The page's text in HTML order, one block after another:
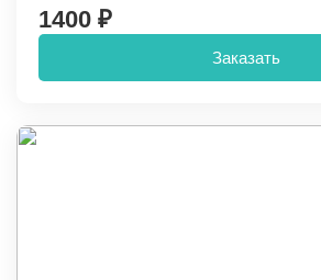
1400 ₽
Заказать